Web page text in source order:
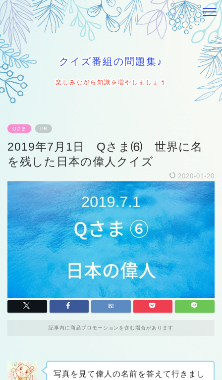
クイズ番組の問題集♪
楽しみながら知識を増やしましょう
Qさま PR
2019年7月1日 Qさま⑹ 世界に名
を残した日本の偉人クイズ
2020-01-20
記事内に商品プロモーションを含む場合があります
写真を見て偉人の名前を答えて行きまし